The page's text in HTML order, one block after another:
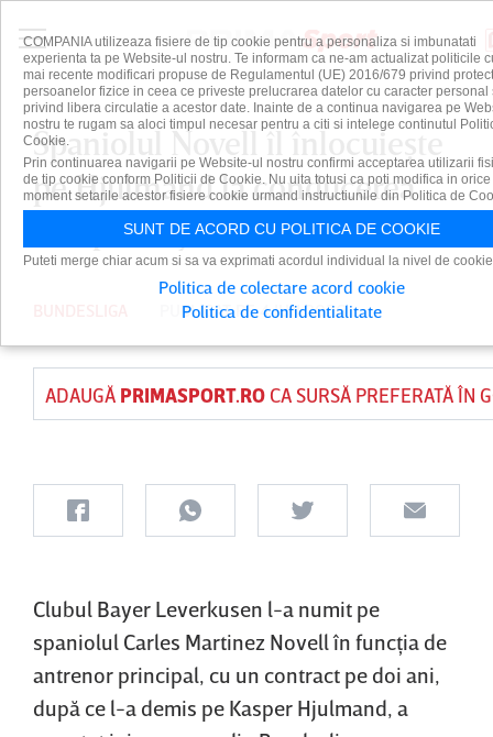
Spaniolul Novell îl înlocuieşte
pe Hjulmand la conducerea
echipei Bayer Leverkusen
PUBLICAT PE 4 IUN 2026
ADAUGĂ PRIMASPORT.ROCA SURSĂ PREFERATĂ ÎN
Clubul Bayer Leverkusen l-a numit pe
spaniolul Carles Martinez Novell în funcţia de
antrenor principal, cu un contract pe doi ani,
după ce l-a demis pe Kasper Hjulmand, a
COMPANIA utilizeaza fisiere de tip cookie pentru a personaliza si imbunatati
experienta ta pe Website-ul nostru. Te informam ca ne-am actualizat politicile
mai recente modificari propuse de Regulamentul (UE) 2016/679 privind
persoanelor fizice in ceea ce priveste prelucrarea datelor cu caracter personal
privind libera circulatie a acestor date. Inainte de a continua navigarea pe
nostru te rugam sa aloci timpul necesar pentru a citi si intelege continutul
Cookie.
Prin continuarea navigarii pe Website-ul nostru confirmi acceptarea utilizarii
de tip cookie conform Politicii de Cookie. Nu uita totusi ca poti modifica in orice
moment setarile acestor fisiere cookie urmand instructiunile din Politica de
SUNT DE ACORD CU POLITICA DE COOKIE
Puteti merge chiar acum si sa va exprimati acordul individual la nivel de
Politica de colectare acord cookie
Politica de confidentialitate